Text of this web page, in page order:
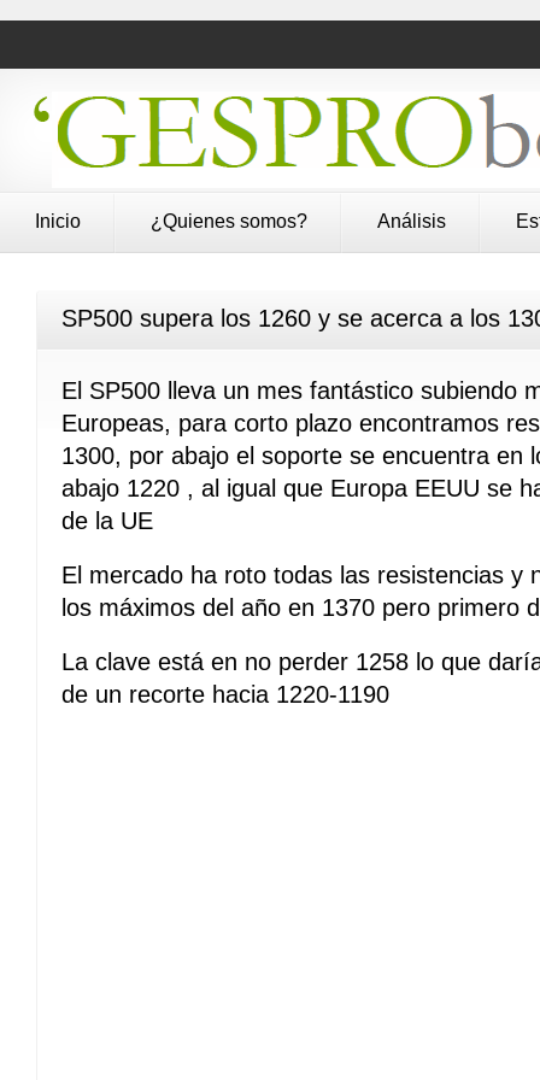
Inicio ¿Quienes somos? Análisis
SP500 supera los 1260 y se acerca a los
El SP500 lleva un mes fantástico subiendo
Europeas, para corto plazo encontramos
1300, por abajo el soporte se encuentra en
abajo 1220 , al igual que Europa EEUU se
de la UE
El mercado ha roto todas las resistencias y
los máximos del año en 1370 pero primero
La clave está en no perder 1258 lo que
de un recorte hacia 1220-1190